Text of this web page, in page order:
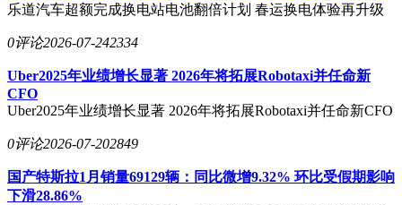
乐道汽车超额完成换电站电池翻倍计划 春运换电体验再升级
0评论2026-07-242334
Uber2025年业绩增长显著 2026年将拓展Robotaxi并任命新
CFO
Uber2025年业绩增长显著 2026年将拓展Robotaxi并任命新CFO
0评论2026-07-202849
国产特斯拉1月销量69129辆：同比微增9.32% 环比受假期影响
下滑28.86%